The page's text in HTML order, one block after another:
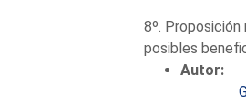
8º.
posibles
Autor: